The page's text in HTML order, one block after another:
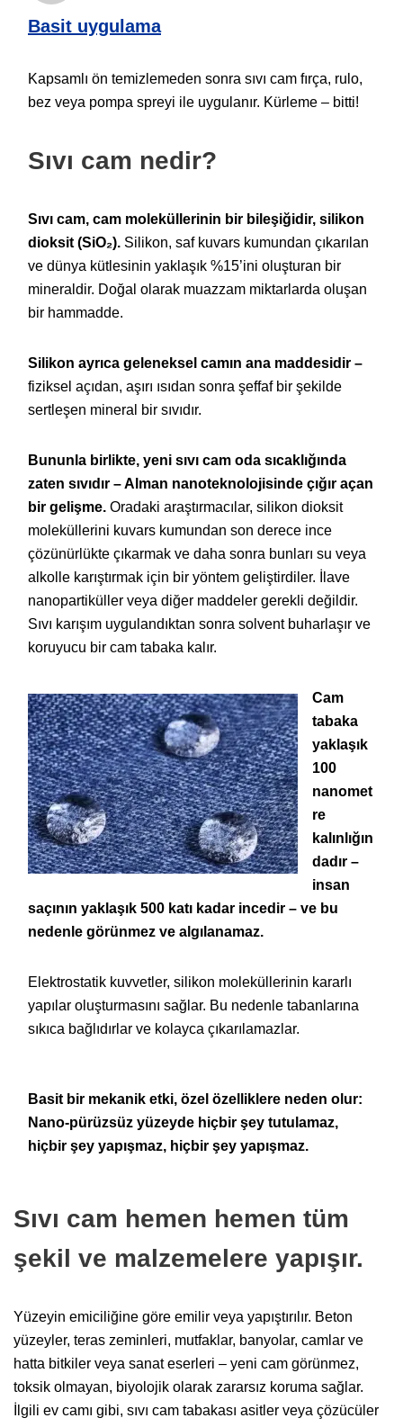
Basit uygulama
Kapsamlı ön temizlemeden sonra sıvı cam fırça, rulo,
bez veya pompa spreyi ile uygulanır. Kürleme – bitti!
Sıvı cam nedir?
Sıvı cam, cam moleküllerinin bir bileşiğidir, silikon
dioksit (SiO₂). Silikon, saf kuvars kumundan çıkarılan
ve dünya kütlesinin yaklaşık %15’ini oluşturan bir
mineraldir. Doğal olarak muazzam miktarlarda oluşan
bir hammadde.
Silikon ayrıca geleneksel camın ana maddesidir –
fiziksel açıdan, aşırı ısıdan sonra şeffaf bir şekilde
sertleşen mineral bir sıvıdır.
Bununla birlikte, yeni sıvı cam oda sıcaklığında
zaten sıvıdır – Alman nanoteknolojisinde çığır açan
bir gelişme. Oradaki araştırmacılar, silikon dioksit
moleküllerini kuvars kumundan son derece ince
çözünürlükte çıkarmak ve daha sonra bunları su veya
alkolle karıştırmak için bir yöntem geliştirdiler. İlave
nanopartiküller veya diğer maddeler gerekli değildir.
Sıvı karışım uygulandıktan sonra solvent buharlaşır ve
koruyucu bir cam tabaka kalır.
Cam
tabaka
yaklaşık
100
nanomet
re
kalınlığın
dadır –
insan
saçının yaklaşık 500 katı kadar incedir – ve bu
nedenle görünmez ve algılanamaz.
Elektrostatik kuvvetler, silikon moleküllerinin kararlı
yapılar oluşturmasını sağlar. Bu nedenle tabanlarına
sıkıca bağlıdırlar ve kolayca çıkarılamazlar.
Basit bir mekanik etki, özel özelliklere neden olur:
Nano-pürüzsüz yüzeyde hiçbir şey tutulamaz,
hiçbir şey yapışmaz, hiçbir şey yapışmaz.
Sıvı cam hemen hemen tüm
şekil ve malzemelere yapışır.
Yüzeyin emiciliğine göre emilir veya yapıştırılır. Beton
yüzeyler, teras zeminleri, mutfaklar, banyolar, camlar ve
hatta bitkiler veya sanat eserleri – yeni cam görünmez,
toksik olmayan, biyolojik olarak zararsız koruma sağlar.
İlgili ev camı gibi, sıvı cam tabakası asitler veya çözücüler